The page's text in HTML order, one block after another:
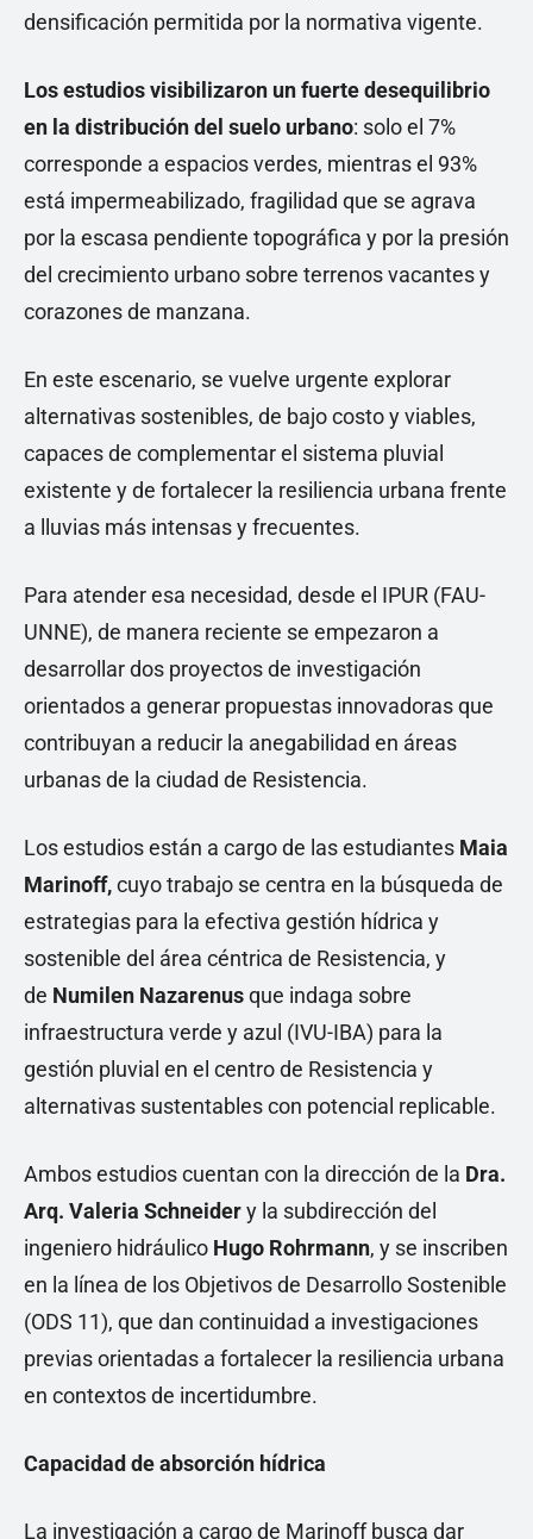
densificación permitida por la normativa vigente.
Los estudios visibilizaron un fuerte desequilibrio
en la distribución del suelo urbano: solo el 7%
corresponde a espacios verdes, mientras el 93%
está impermeabilizado, fragilidad que se agrava
por la escasa pendiente topográfica y por la presión
del crecimiento urbano sobre terrenos vacantes y
corazones de manzana.
En este escenario, se vuelve urgente explorar
alternativas sostenibles, de bajo costo y viables,
capaces de complementar el sistema pluvial
existente y de fortalecer la resiliencia urbana frente
a lluvias más intensas y frecuentes.
Para atender esa necesidad, desde el IPUR (FAU-
UNNE), de manera reciente se empezaron a
desarrollar dos proyectos de investigación
orientados a generar propuestas innovadoras que
contribuyan a reducir la anegabilidad en áreas
urbanas de la ciudad de Resistencia.
Los estudios están a cargo de las estudiantes Maia
Marinoff,cuyo trabajo se centra en la búsqueda de
estrategias para la efectiva gestión hídrica y
sostenible del área céntrica de Resistencia, y
de Numilen Nazarenusque indaga sobre
infraestructura verde y azul (IVU-IBA) para la
gestión pluvial en el centro de Resistencia y
alternativas sustentables con potencial replicable.
Ambos estudios cuentan con la dirección de la Dra.
Arq. Valeria Schneidery la subdirección del
ingeniero hidráulico Hugo Rohrmann, y se inscriben
en la línea de los Objetivos de Desarrollo Sostenible
(ODS 11), que dan continuidad a investigaciones
previas orientadas a fortalecer la resiliencia urbana
en contextos de incertidumbre.
Capacidad de absorción hídrica
La investigación a cargo de Marinoff busca dar